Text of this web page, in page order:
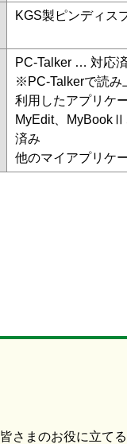
KGS製ピンディス
PC-Talker … 対応
※PC-Talkerで読み
利用したアプリケ
MyEdit、
済み
他のマイアプリケ
皆さまのお役に立て